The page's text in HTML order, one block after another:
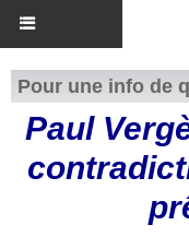
Pour une info de
Paul